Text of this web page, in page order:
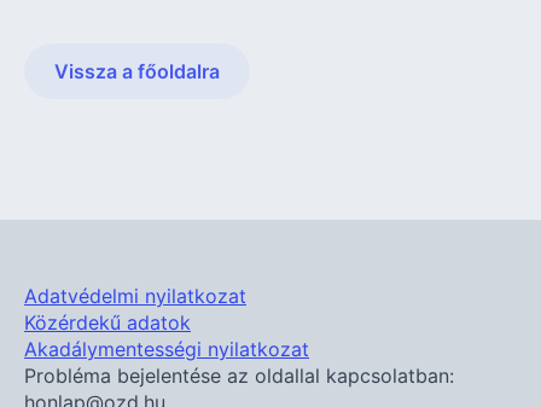
Vissza a főoldalra
Adatvédelmi nyilatkozat
Közérdekű adatok
Akadálymentességi nyilatkozat
Probléma bejelentése az oldallal kapcsolatban: